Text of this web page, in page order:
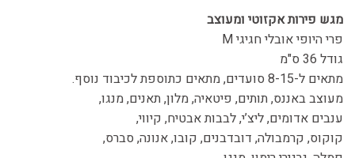
מגש פירות אקזוטי ומעוצב
פרי היופי אובלי חגיגי M
גודל 36 ס"מ
מתאים ל-8-15 סועדים, מתאים כתוספת לכיבוד נוסף.
מעוצב באננס, תותים, פיטאיה, מלון, תאנים, מנגו,
ענבים אדומים, ליצ’י, לבבות אבטיח, קיווי,
קוקוס, קרמבולה, דובדבנים, קובו, אנונה, סברס,